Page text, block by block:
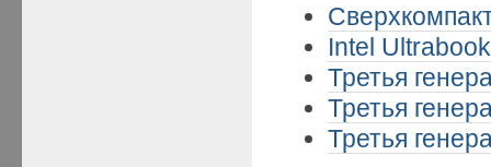
Intel
Третья
Третья
Третья